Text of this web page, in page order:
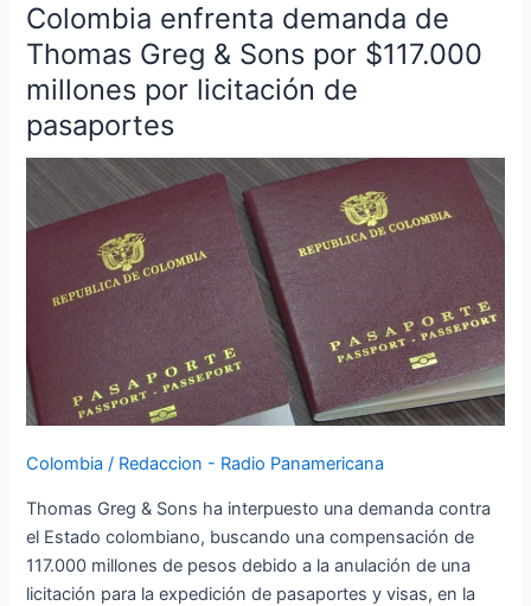
Colombia enfrenta demanda de
Thomas Greg & Sons por $117.000
millones por licitación de
pasaportes
Colombia / Redaccion - Radio Panamericana
Thomas Greg & Sons ha interpuesto una demanda contra
el Estado colombiano, buscando una compensación de
117.000 millones de pesos debido a la anulación de una
licitación para la expedición de pasaportes y visas, en la
Colombia
enfrenta
demanda
de
Thomas
Greg
Sons
millones
de
pasaportes